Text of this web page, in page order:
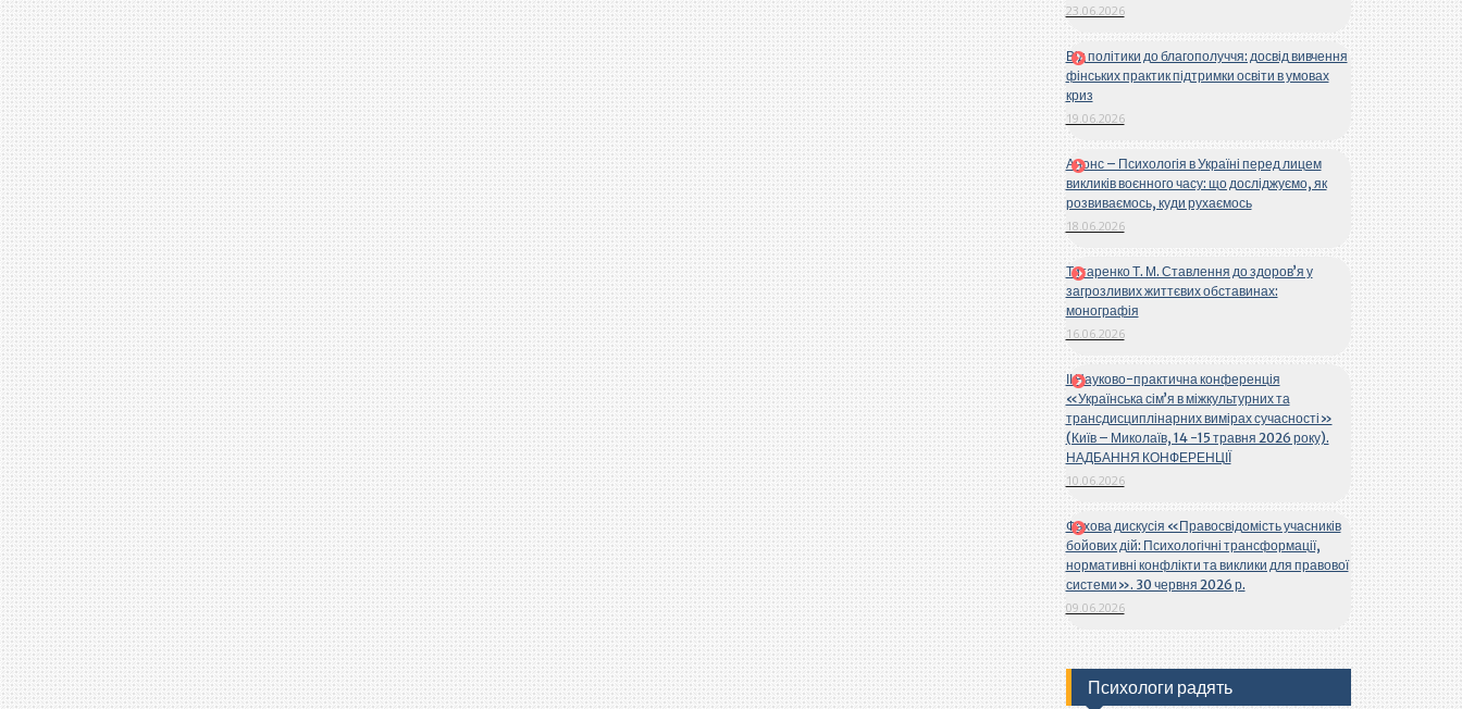
23.06.2026
Від політики до благополуччя: досвід вивчення
фінських практик підтримки освіти в умовах
криз
19.06.2026
Анонс – Психологія в Україні перед лицем
викликів воєнного часу: що досліджуємо, як
розвиваємось, куди рухаємось
18.06.2026
Титаренко Т. М. Ставлення до здоров’я у
загрозливих життєвих обставинах:
монографія
16.06.2026
ІІ Науково-практична конференція
«Українська сім’я в міжкультурних та
трансдисциплінарних вимірах сучасності»
(Київ – Миколаїв, 14 -15 травня 2026 року).
НАДБАННЯ КОНФЕРЕНЦІЇ
10.06.2026
Фахова дискусія «Правосвідомість учасників
бойових дій: Психологічні трансформації,
нормативні конфлікти та виклики для правової
системи». 30 червня 2026 р.
09.06.2026
Психологи радять